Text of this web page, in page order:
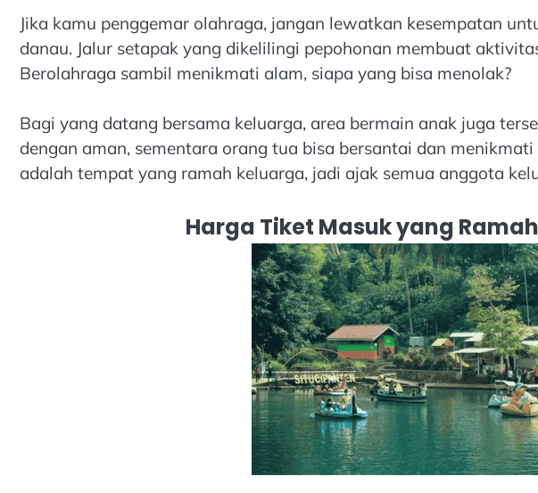
Jika kamu penggemar olahraga, jangan lewatkan kesempatan
danau. Jalur setapak yang dikelilingi pepohonan membuat
Berolahraga sambil menikmati alam, siapa yang bisa menolak?
Bagi yang datang bersama keluarga, area bermain anak juga
dengan aman, sementara orang tua bisa bersantai dan
adalah tempat yang ramah keluarga, jadi ajak semua anggota
Harga Tiket Masuk yang